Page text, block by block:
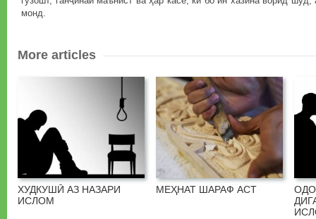
монд.
More articles
ХУДКУШӢ АЗ НАЗАРИ
ИСЛОМ
МЕҲНАТ ШАРАФ АСТ